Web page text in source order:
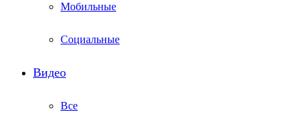
Мобильные
Социальные
Видео
Все